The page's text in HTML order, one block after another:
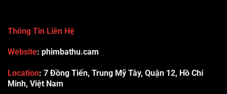
Thông Tin Liên Hệ
Website: phimbathu.cam
Location: 7 Đồng Tiến, Trung Mỹ Tây, Quận 12, Hồ Chí
Minh, Việt Nam